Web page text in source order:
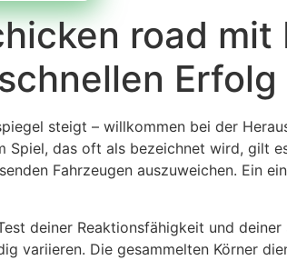
road
Erfolg
steigt – willkommen bei der
das oft als bezeichnet wird, gilt
Fahrzeugen auszuweichen. Ein
deiner Reaktionsfähigkeit und
variieren. Die gesammelten Körner